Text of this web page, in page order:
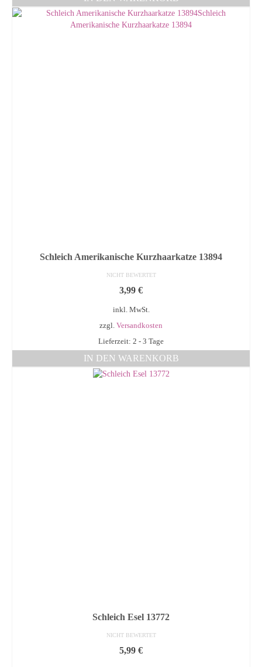
Schleich Amerikanische Kurzhaarkatze 13894
NICHT BEWERTET
3,99 €
inkl. MwSt.
zzgl. Versandkosten
Lieferzeit: 2 - 3 Tage
IN DEN WARENKORB
Schleich Esel 13772
NICHT BEWERTET
5,99 €